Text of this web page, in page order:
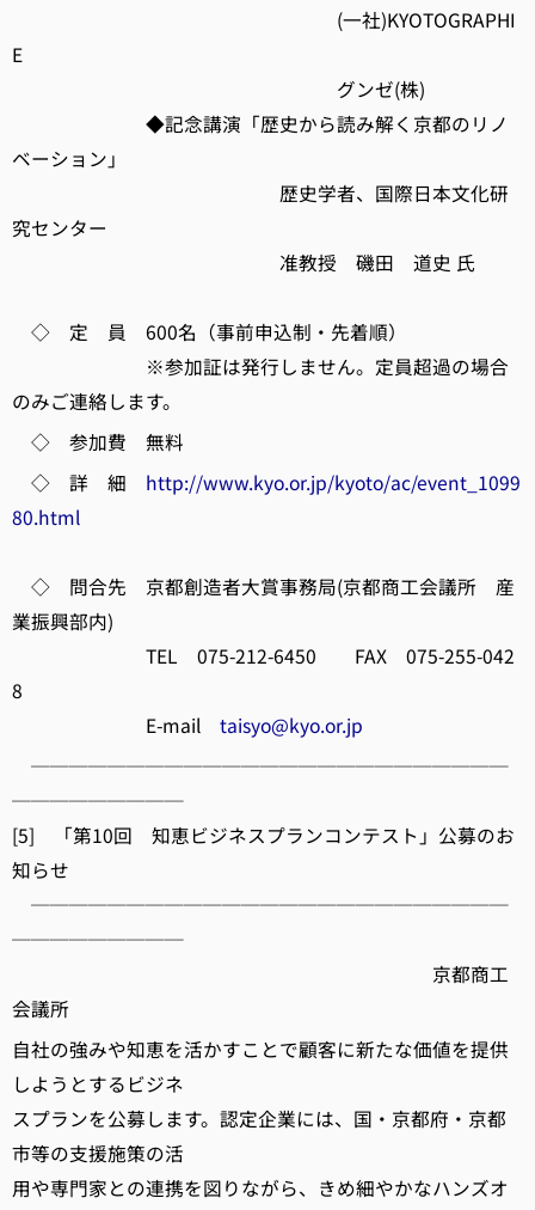
(一社)KYOTOGRAPHI
E
グンゼ(株)
◆記念講演「歴史から読み解く京都のリノ
ベーション」
歴史学者、国際日本文化研
究センター
准教授 磯田 道史 氏
◇ 定 員 600名（事前申込制・先着順）
※参加証は発行しません。定員超過の場合
のみご連絡します。
◇ 参加費 無料
◇ 詳 細 http://www.kyo.or.jp/kyoto/ac/event_1099
80.html
◇ 問合先 京都創造者大賞事務局(京都商工会議所 産
業振興部内)
TEL 075-212-6450 FAX 075-255-042
8
E-mail taisyo@kyo.or.jp
─────────────────────────
─────────
[5] 「第10回 知恵ビジネスプランコンテスト」公募のお
知らせ
─────────────────────────
─────────
京都商工
会議所
自社の強みや知恵を活かすことで顧客に新たな価値を提供
しようとするビジネ
スプランを公募します。認定企業には、国・京都府・京都
市等の支援施策の活
用や専門家との連携を図りながら、きめ細やかなハンズオ